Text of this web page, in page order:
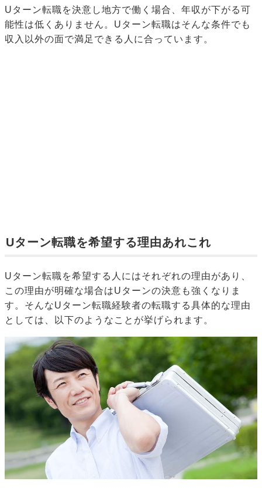
Uターン転職を決意し地方で働く場合、年収が下がる可
能性は低くありません。Uターン転職はそんな条件でも
収入以外の面で満足できる人に合っています。
Uターン転職を希望する理由あれこれ
Uターン転職を希望する人にはそれぞれの理由があり、
この理由が明確な場合はUターンの決意も強くなりま
す。そんなUターン転職経験者の転職する具体的な理由
としては、以下のようなことが挙げられます。